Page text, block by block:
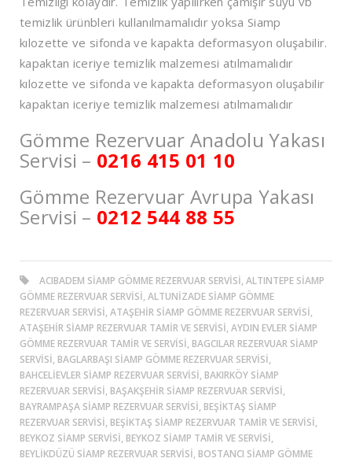
temizlik ürünbleri kullanılmamalıdır yoksa Siamp
kılozette ve sifonda ve kapakta deformasyon oluşabilir.
kapaktan iceriye temizlik malzemesi atılmamalıdır
kılozette ve sifonda ve kapakta deformasyon oluşabilir
kapaktan iceriye temizlik malzemesi atılmamalıdır
Gömme Rezervuar Anadolu Yakası
Servisi – 0216 415 01 10
Gömme Rezervuar Avrupa Yakası
Servisi – 0212 544 88 55
ACIBADEM SIAMP GÖMME REZERVUAR SERVISI, ALTINTEPE SIAMP
GÖMME REZERVUAR SERVISI, ALTUNİZADE SIAMP GÖMME
REZERVUAR SERVISI, ATAŞEHIR SIAMP GÖMME REZERVUAR SERVISI,
ATAŞEHIR SIAMP REZERVUAR TAMIR VE SERVISI, AYDIN EVLER SIAMP
GÖMME REZERVUAR TAMIR VE SERVISI, BAGCILAR REZERVUAR SIAMP
SERVISI, BAGLARBAŞI SIAMP GÖMME REZERVUAR SERVISI,
BAHCELIEVLER SIAMP REZERVUAR SERVISI, BAKIRKÖY SIAMP
REZERVUAR SERVISI, BAŞAKŞEHIR SIAMP REZERVUAR SERVISI,
BAYRAMPAŞA SIAMP REZERVUAR SERVISI, BEŞİKTAŞ SIAMP
REZERVUAR SERVISI, BEŞİKTAŞ SIAMP REZERVUAR TAMIR VE SERVISI,
BEYKOZ SIAMP SERVISI, BEYKOZ SIAMP TAMIR VE SERVISI,
BEYLIKDÜZÜ SIAMP REZERVUAR SERVISI, BOSTANCI SIAMP GÖMME